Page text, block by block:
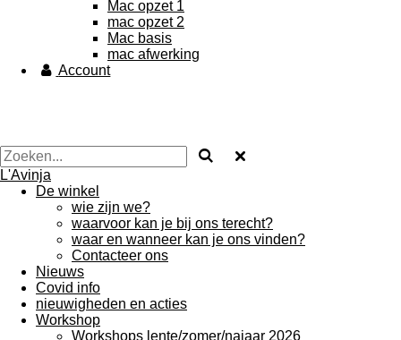
Mac opzet 1
mac opzet 2
Mac basis
mac afwerking
Account
L'Avinja
De winkel
wie zijn we?
waarvoor kan je bij ons terecht?
waar en wanneer kan je ons vinden?
Contacteer ons
Nieuws
Covid info
nieuwigheden en acties
Workshop
Workshops lente/zomer/najaar 2026